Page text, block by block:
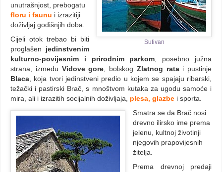
Sutivan
unutrašnjost, prebogatu
floru i faunu i izrazitiji
doživljaj godišnjih doba.
Cijeli otok trebao bi biti
proglašen jedinstvenim
kulturno-povijesnim i prirodnim parkom , posebno južna
strana, između Vidove gore , bolskog Zlatnog ratai pustinje
Blaca , koja tvori jedinstveni predio u kojem se spajaju ribarski,
težački i pastirski Brač, s mnoštvom kutaka za ugodu samoće i
mira, ali i izrazitih socijalnih doživljaja, plesa, glazbe i sporta.
Smatra se da Brač nosi
drevno ilirsko ime prema
jelenu, kultnoj životinji
njegovih prapovijesnih
žitelja.
Prema drevnoj predaji